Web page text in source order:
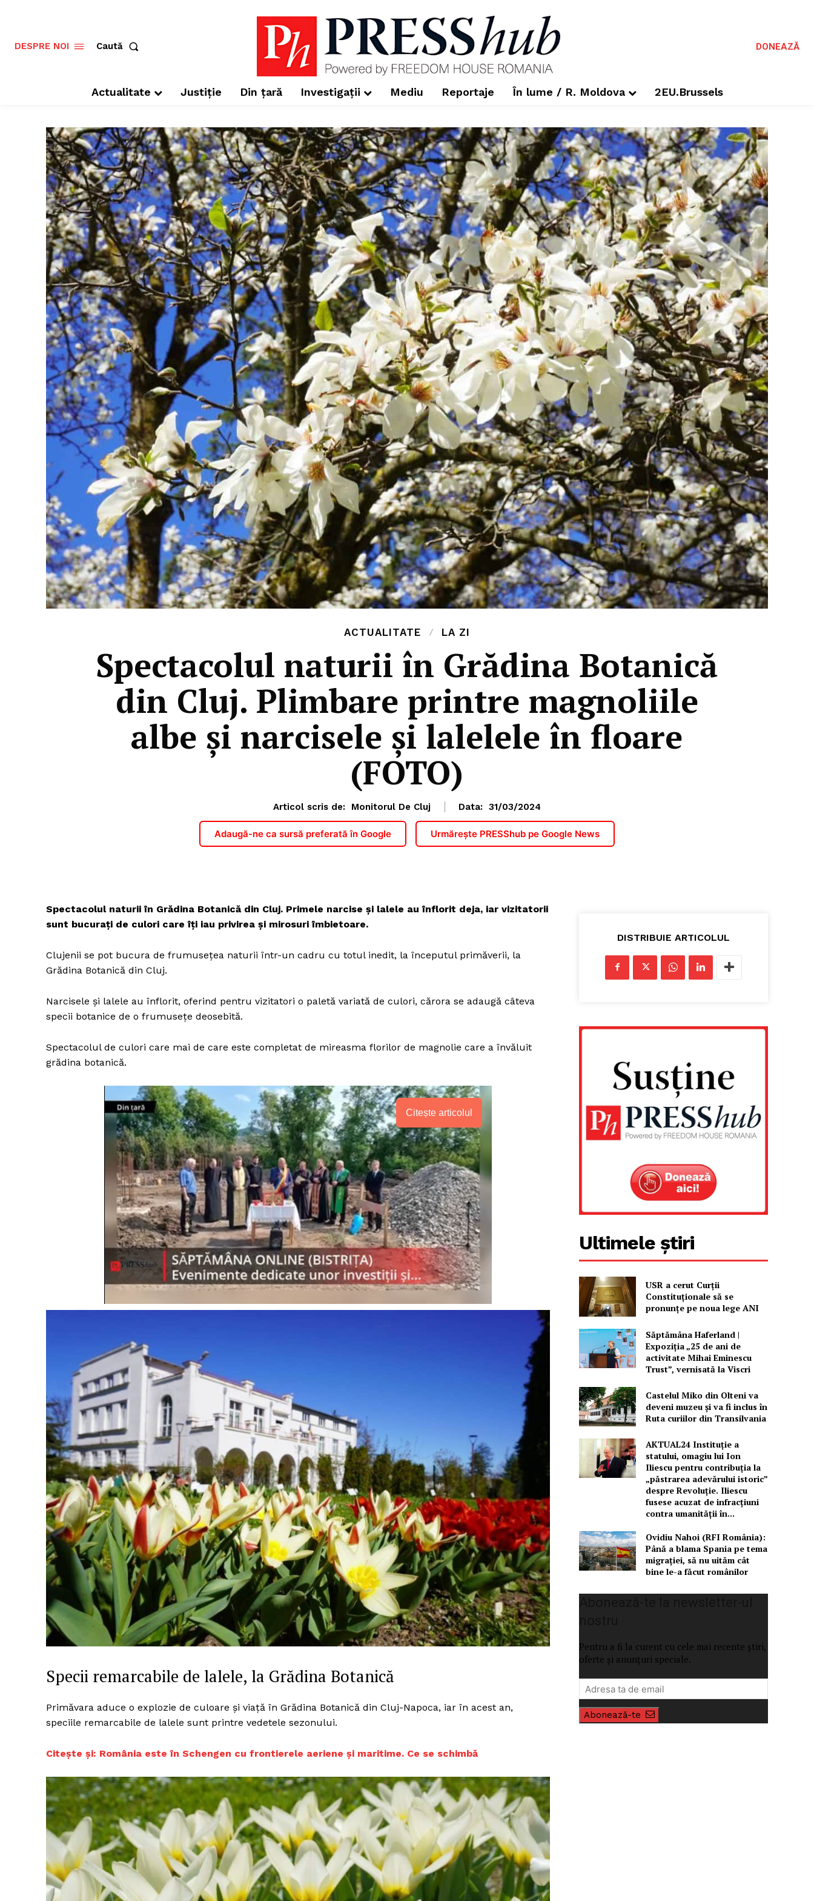
Un proiect
FREEDOM HOUSE
ROMÂNIA
PRESShub
DESPRE NOI Caută DONEAZĂ
Actualitate Justiție Din țară Investigații Mediu Reportaje În lume / R. Moldova 2EU.Brussels
ACTUALITATE LA ZI
Spectacolul naturii în Grădina Botanică
din Cluj. Plimbare printre magnoliile
albe și narcisele și lalelele în floare
(FOTO)
Articol scris de: Monitorul De Cluj Data: 31/03/2024
Adaugă-ne ca sursă preferată în Google Urmărește PRESShub pe Google News
Spectacolul naturii în Grădina Botanică din Cluj. Primele narcise și lalele au înflorit deja, iar vizitatorii
sunt bucurați de culori care îți iau privirea și mirosuri îmbietoare.
Clujenii se pot bucura de frumusețea naturii într-un cadru cu totul inedit, la începutul primăverii, la
Grădina Botanică din Cluj.
Narcisele și lalele au înflorit, oferind pentru vizitatori o paletă variată de culori, cărora se adaugă câteva
specii botanice de o frumusețe deosebită.
Spectacolul de culori care mai de care este completat de mireasma florilor de magnolie care a învăluit
grădina botanică.
Citește articolul
Specii remarcabile de lalele, la Grădina Botanică
Primăvara aduce o explozie de culoare și viață în Grădina Botanică din Cluj-Napoca, iar în acest an,
speciile remarcabile de lalele sunt printre vedetele sezonului.
Citește și: România este în Schengen cu frontierele aeriene și maritime. Ce se schimbă
DISTRIBUIE ARTICOLUL
Ultimele știri
USR a cerut Curții
Constituționale să se
pronunțe pe noua lege ANI
Săptămâna Haferland |
Expoziţia „25 de ani de
activitate Mihai Eminescu
Trust”, vernisată la Viscri
Castelul Miko din Olteni va
deveni muzeu şi va fi inclus în
Ruta curiilor din Transilvania
AKTUAL24 Instituție a
statului, omagiu lui Ion
Iliescu pentru contribuția la
„păstrarea adevărului istoric”
despre Revoluție. Iliescu
fusese acuzat de infracțiuni
contra umanității în...
Ovidiu Nahoi (RFI România):
Până a blama Spania pe tema
migrației, să nu uităm cât
bine le-a făcut românilor
Pentru a fi la curent cu cele mai recente știri,
oferte și anunțuri speciale.
Abonează-te